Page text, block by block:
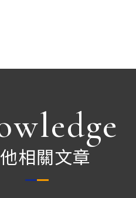
相關文章